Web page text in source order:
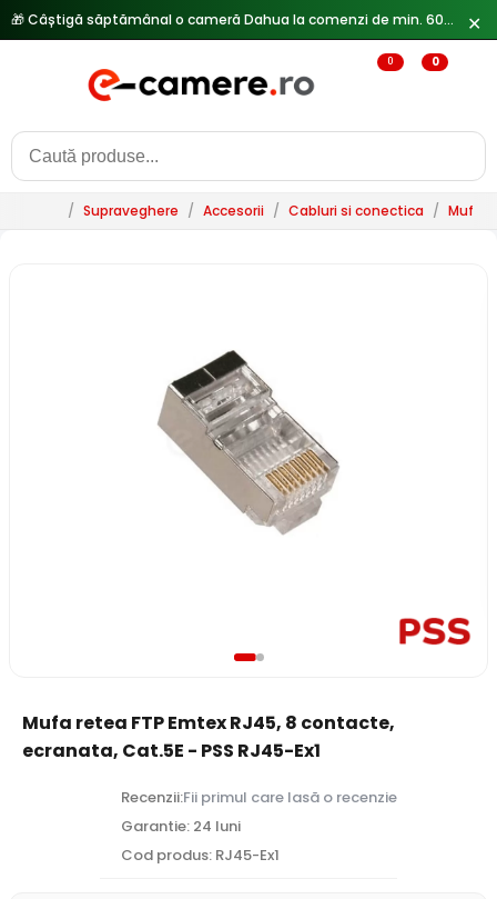
🎁 Câștigă săptămânal o cameră Dahua la comenzi de min. 600 lei — ✕
0 0
/ Supraveghere / Accesorii / Cabluri si conectica / Mufe
Mufa retea FTP Emtex RJ45, 8 contacte,
ecranata, Cat.5E - PSS RJ45-Ex1
Recenzii:Fii primul care lasă o recenzie
Garantie: 24 luni
Cod produs: RJ45-Ex1